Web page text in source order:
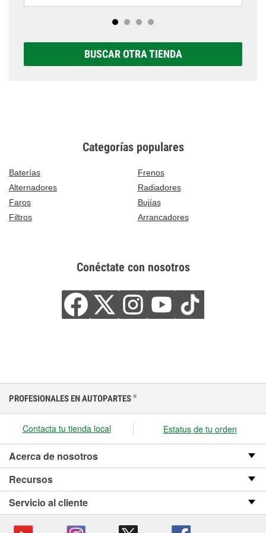
BUSCAR OTRA TIENDA
Categorías populares
Baterías
Frenos
Alternadores
Radiadores
Faros
Bujías
Filtros
Arrancadores
Conéctate con nosotros
PROFESIONALES EN AUTOPARTES ®
Contacta tu tienda local Estatus de tu orden
Acerca de nosotros
Recursos
Servicio al cliente